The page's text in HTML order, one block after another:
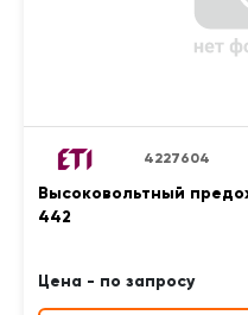
4227604
Высоковольтный
442
Цена - по запросу